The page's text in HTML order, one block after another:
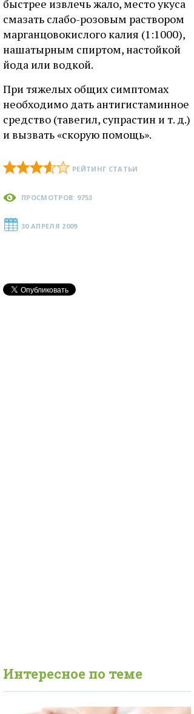
быстрее извлечь жало, место укуса
смазать слабо-розовым раствором
марганцовокислого калия (1:1000),
нашатырным спиртом, настойкой
йода или водкой.
При тяжелых общих симптомах
необходимо дать антигистаминное
средство (тавегил, супрастин и т. д.)
и вызвать «скорую помощь».
РЕЙТИНГ СТАТЬИ
ПРОСМОТРОВ: 9753
30 АПРЕЛЯ 2009
Интересное по теме